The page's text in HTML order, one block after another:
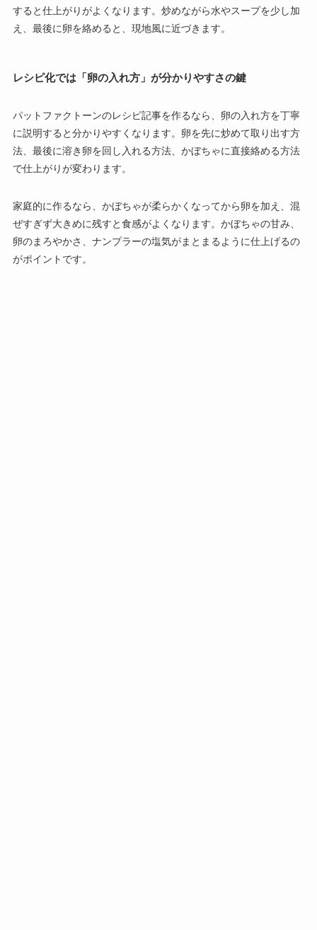
すると仕上がりがよくなります。炒めながら水やスープを少し加
え、最後に卵を絡めると、現地風に近づきます。
レシピ化では「卵の入れ方」が分かりやすさの鍵
パットファクトーンのレシピ記事を作るなら、卵の入れ方を丁寧
に説明すると分かりやすくなります。卵を先に炒めて取り出す方
法、最後に溶き卵を回し入れる方法、かぼちゃに直接絡める方法
で仕上がりが変わります。
家庭的に作るなら、かぼちゃが柔らかくなってから卵を加え、混
ぜすぎず大きめに残すと食感がよくなります。かぼちゃの甘み、
卵のまろやかさ、ナンプラーの塩気がまとまるように仕上げるの
がポイントです。